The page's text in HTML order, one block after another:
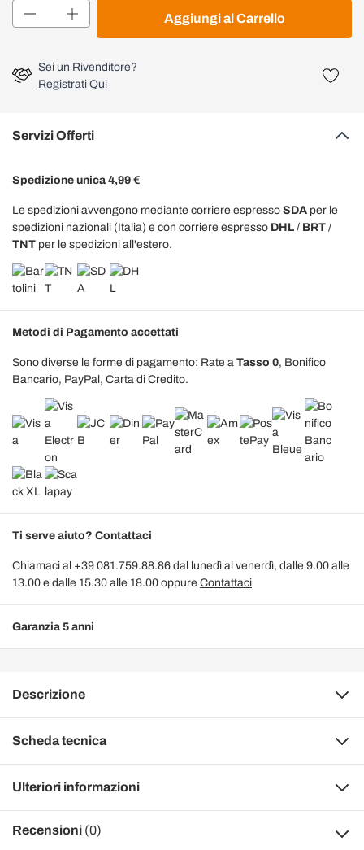
Aggiungi al Carrello
Sei un Rivenditore?
Registrati Qui
Servizi Offerti
Spedizione unica 4,99 €
Le spedizioni avvengono mediante corriere espresso SDA per le
spedizioni nazionali (Italia) e con corriere espresso DHL / BRT /
TNT per le spedizioni all'estero.
Metodi di Pagamento accettati
Sono diverse le forme di pagamento: Rate a Tasso 0, Bonifico
Bancario, PayPal, Carta di Credito.
Ti serve aiuto? Contattaci
Chiamaci al +39 081.759.88.86 dal lunedì al venerdì, dalle 9.00 alle
13.00 e dalle 15.30 alle 18.00 oppure Contattaci
Garanzia 5 anni
Descrizione
Scheda tecnica
Ulteriori informazioni
Recensioni (0)